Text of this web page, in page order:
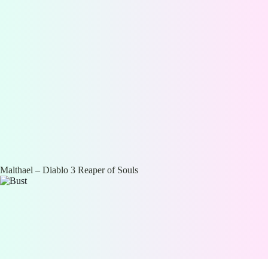
Malthael – Diablo 3 Reaper of Souls